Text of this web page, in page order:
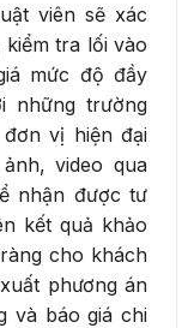
viên sẽ xác
kiểm tra lối vào
mức độ đầy
những trường
vị hiện đại
video qua
nhận được tư
kết quả khảo
cho khách
phương án
và báo giá chi